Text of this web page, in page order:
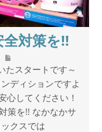
対策を!!
たスタートです～
ディションですよ
心してください！
策を!! なかなかサ
クスでは